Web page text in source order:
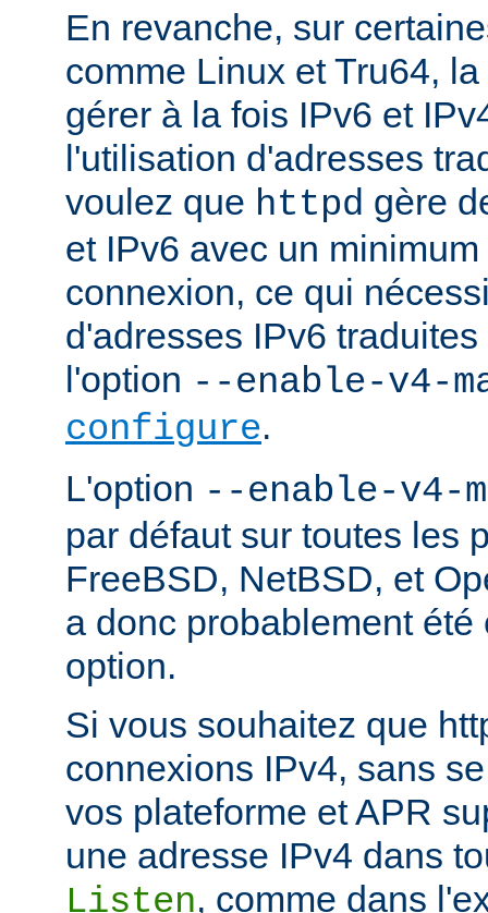
En revanche, sur
comme Linux et Tru64, la
gérer à la fois IPv6 et
l'utilisation d'adresses
voulez que httpd gère
et IPv6 avec un
connexion, ce qui
d'adresses IPv6
l'option --enable-v4-
configure.
L'option --enable-v4-
par défaut sur toutes les
FreeBSD, NetBSD, et
a donc probablement
option.
Si vous souhaitez que
connexions IPv4, sans
vos plateforme et APR
une adresse IPv4 dans
Listen, comme dans